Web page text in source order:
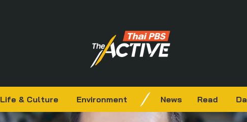
Life & Culture Environment News Read